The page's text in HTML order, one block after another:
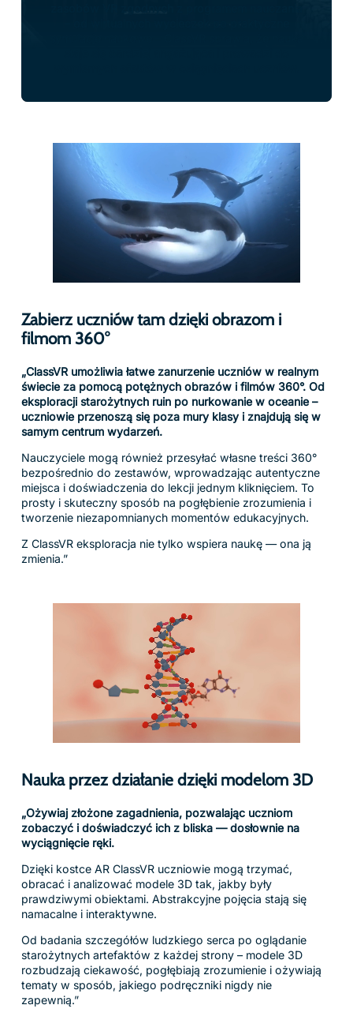
Nauka przez działanie dzięki modelom 3D
„Ożywiaj złożone zagadnienia, pozwalając uczniom
zobaczyć i doświadczyć ich z bliska — dosłownie na
Dzięki kostce AR ClassVR uczniowie mogą trzymać,
obracać i analizować modele 3D tak, jakby były
namacalne i interaktywne.
Od badania szczegółów ludzkiego serca po oglądanie
starożytnych artefaktów z każdej strony – modele 3D
rozbudzają ciekawość, pogłębiają zrozumienie i ożywiają
tematy w sposób, jakiego podręczniki nigdy nie
zapewnią.”
Zamień każdą lekcję w podróż odkrywców
„Nasze eksplorowalne sceny umieszczają uczniów w
samym centrum nauki, w dynamicznych środowiskach, po
których mogą się poruszać, nawigować i które mogą
To interaktywne podejście wykracza poza samo oglądanie
Aktywne uczestnictwo buduje głębszą więź z materiałem,
pobudza ciekawość i wzmacnia zrozumienie.
Takie doświadczenia rozwijają również empatię,
kreatywność i myślenie krytyczne – wspierając rozwój nie
tylko akademicki, ale i osobisty.”